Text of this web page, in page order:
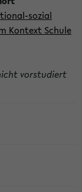
sozial
Kontext Schule
vorstudiert